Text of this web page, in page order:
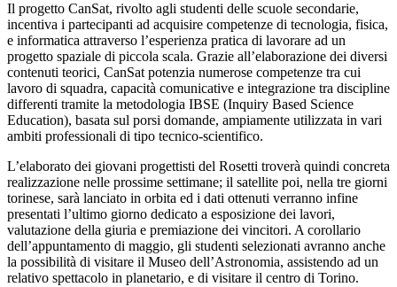
Il progetto CanSat, rivolto agli studenti delle scuole secondarie,
incentiva i partecipanti ad acquisire competenze di tecnologia, fisica,
e informatica attraverso l’esperienza pratica di lavorare ad un
progetto spaziale di piccola scala. Grazie all’elaborazione dei diversi
contenuti teorici, CanSat potenzia numerose competenze tra cui
lavoro di squadra, capacità comunicative e integrazione tra discipline
differenti tramite la metodologia IBSE (Inquiry Based Science
Education), basata sul porsi domande, ampiamente utilizzata in vari
ambiti professionali di tipo tecnico-scientifico.
L’elaborato dei giovani progettisti del Rosetti troverà quindi concreta
realizzazione nelle prossime settimane; il satellite poi, nella tre giorni
torinese, sarà lanciato in orbita ed i dati ottenuti verranno infine
presentati l’ultimo giorno dedicato a esposizione dei lavori,
valutazione della giuria e premiazione dei vincitori. A corollario
dell’appuntamento di maggio, gli studenti selezionati avranno anche
la possibilità di visitare il Museo dell’Astronomia, assistendo ad un
relativo spettacolo in planetario, e di visitare il centro di Torino.